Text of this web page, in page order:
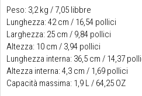
Peso: 3,2 kg / 7,05 libbre
Lunghezza: 42 cm / 16,54 pollici
Larghezza: 25 cm / 9,84 pollici
Altezza: 10 cm / 3,94 pollici
Lunghezza interna: 36,5 cm / 14,37
Altezza interna: 4,3 cm / 1,69 pollici
Capacità massima: 1,9 L / 64,25 OZ